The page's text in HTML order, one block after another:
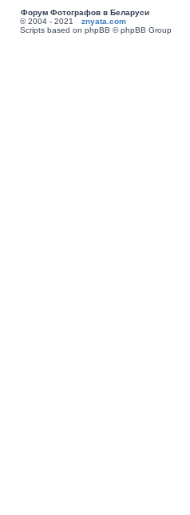
Форум Фотографов в Беларуси
© 2004 - 2021 znyata.com
Scripts based on phpBB © phpBB Group